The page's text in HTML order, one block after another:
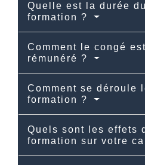
Quelle est la durée
formation ?
Comment le congé
rémunéré ?
Comment se déroule
formation ?
Quels sont les effets
formation sur votre